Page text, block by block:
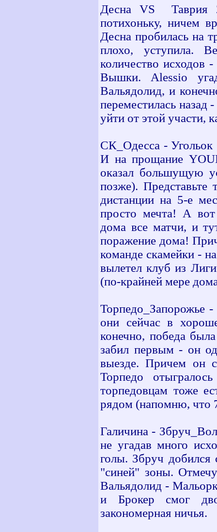
Десна VS Таврия
потихоньку, ничем
Десна пробилась на
плохо, уступила.
количество исходов
Вышки. Alessio
Вальядолид, и
переместилась назад
уйти от этой участи,
CК_Одесса -
И на прощание
оказал большущую
позже). Представьте
дистанции на 5-е
просто мечта! А
дома все матчи, и
поражение дома!
команде скамейки -
вылетел клуб из
(по-крайней мере
Торпедо_Запорожье
они сейчас в
конечно, победа
забил первым - он
выезде. Причем он
Торпедо
торпедовцам тоже
рядом (напомню, что
Галичина -
не угадав много
голы. Збруч добился
"синей" зоны.
Вальядолид -
и Брокер смог
закономерная ничья.